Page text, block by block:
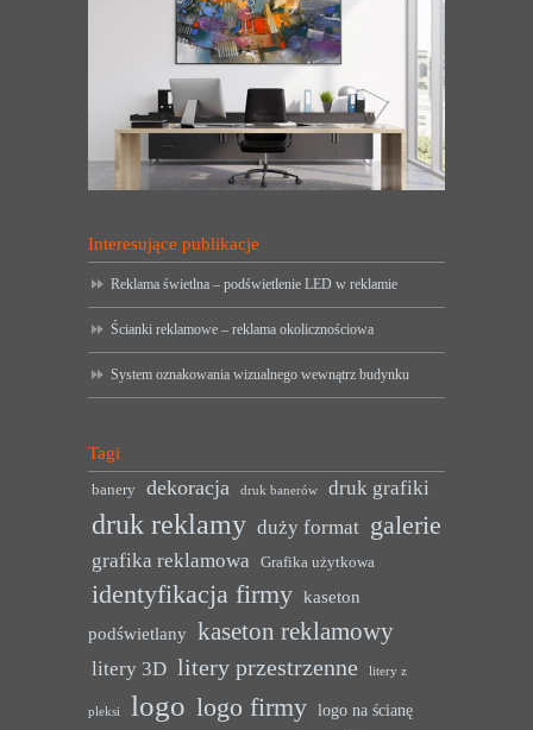
Interesujące publikacje
Reklama świetlna – podświetlenie LED w reklamie
Ścianki reklamowe – reklama okolicznościowa
System oznakowania wizualnego wewnątrz budynku
Tagi
banery dekoracja druk banerów druk grafiki
druk reklamy duży format galerie
grafika reklamowa Grafika użytkowa
identyfikacja firmy kaseton
podświetlany kaseton reklamowy
litery 3D litery przestrzenne litery z
pleksi logo logo firmy logo na ścianę